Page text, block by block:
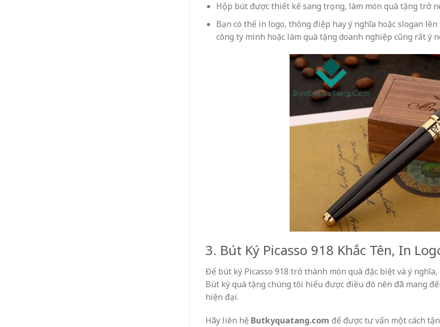
Hộp bút được thiết kế sang trọng, làm món quà tặng trở
Bạn có thể in logo, thông điệp hay ý nghĩa hoặc slogan
công ty mình hoặc làm quà tặng doanh nghiệp cũng rất ý
3. Bút Ký Picasso 918 Khắc Tên, In
Để bút ký Picasso 918 trở thành món quà đặc biệt và ý
Bút ký quà tặng chúng tôi hiểu được điều đó nên đã mang
hiện đại.
Hãy liên hệ Butkyquatang.com để được tư vấn một cách